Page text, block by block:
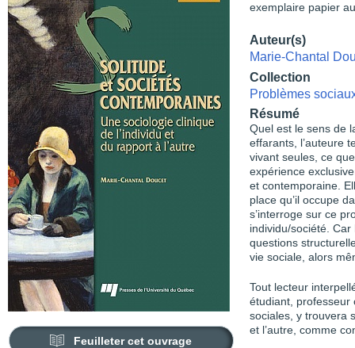
Feuilleter cet ouvrage
exemplaire papier
Auteur(s)
Marie-Chantal
Collection
Problèmes
Résumé
Quel est le sens de
effarants, l’auteure
vivant seules, ce
expérience
et contemporaine.
place qu’il occupe
s’interroge sur ce
individu/société. Car
questions
vie sociale, alors
Tout lecteur
étudiant, professeur
sociales, y trouvera
et l’autre, comme